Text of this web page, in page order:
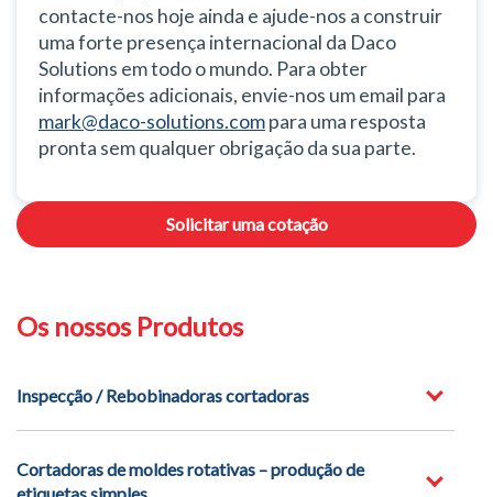
contacte-nos hoje ainda e ajude-nos a construir
uma forte presença internacional da Daco
Solutions em todo o mundo. Para obter
informações adicionais, envie-nos um email para
mark@daco-solutions.compara uma resposta
pronta sem qualquer obrigação da sua parte.
Solicitar uma cotação
Os nossos Produtos
Inspecção / Rebobinadoras cortadoras
Cortadoras de moldes rotativas – produção de
etiquetas simples